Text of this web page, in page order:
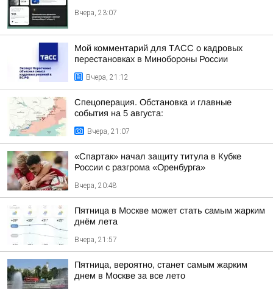
Вчера, 23:07
Мой комментарий для ТАСС о кадровых
перестановках в Минобороны России
Вчера, 21:12
Спецоперация. Обстановка и главные
события на 5 августа:
Вчера, 21:07
«Спартак» начал защиту титула в Кубке
России с разгрома «Оренбурга»
Вчера, 20:48
Пятница в Москве может стать самым жарким
днём лета
Вчера, 21:57
Пятница, вероятно, станет самым жарким
днем в Москве за все лето